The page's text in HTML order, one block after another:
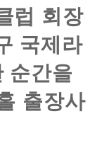
럽 회장
국제라
순간을
출장사